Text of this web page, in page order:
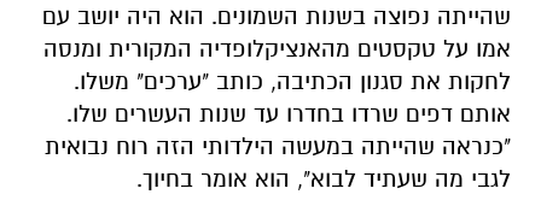
שהייתה נפוצה בשנות השמונים. הוא היה יושב עם
אמו על טקסטים מהאנציקלופדיה המקורית ומנסה
לחקות את סגנון הכתיבה, כותב "ערכים" משלו.
אותם דפים שרדו בחדרו עד שנות העשרים שלו.
"כנראה שהייתה במעשה הילדותי הזה רוח נבואית
לגבי מה שעתיד לבוא", הוא אומר בחיוך.